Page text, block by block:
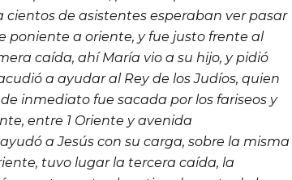
de asistentes esperaban ver pasar
poniente a oriente, y fue justo frente al
caída, ahí María vio a su hijo, y pidió
a ayudar al Rey de los Judíos, quien
inmediato fue sacada por los fariseos y
entre 1 Oriente y avenida
a Jesús con su carga, sobre la misma
tuvo lugar la tercera caída, la